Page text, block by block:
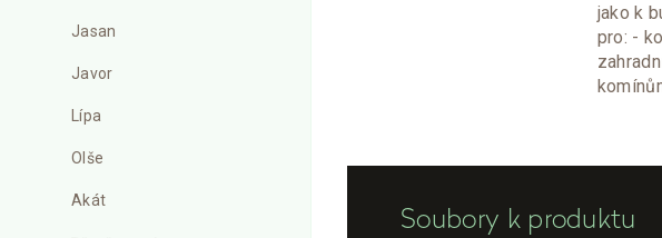
Jasan
Javor
Lípa
Olše
Akát
jako k
pro: -
Soubory k produktu